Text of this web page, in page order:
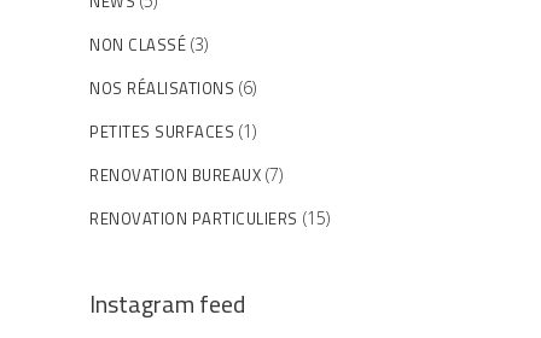
NON CLASSÉ (3)
NOS RÉALISATIONS (6)
PETITES SURFACES (1)
RENOVATION BUREAUX (7)
RENOVATION PARTICULIERS (15)
Instagram feed